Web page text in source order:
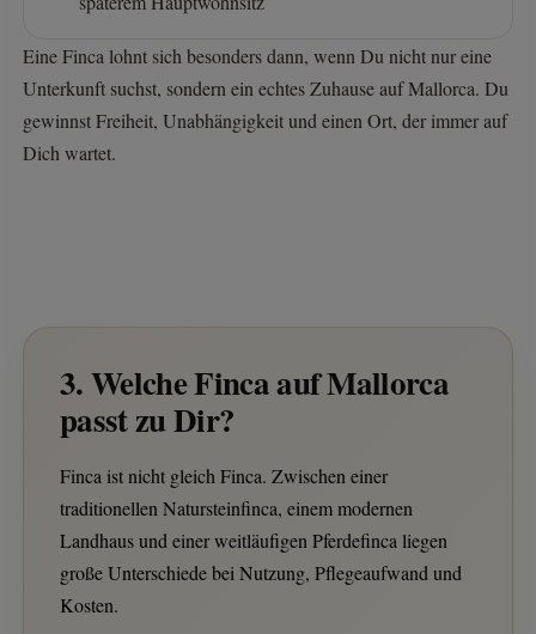
Eine Finca lohnt sich besonders dann, wenn Du nicht nur eine
Unterkunft suchst, sondern ein echtes Zuhause auf Mallorca. Du
gewinnst Freiheit, Unabhängigkeit und einen Ort, der immer auf
Dich wartet.
3. Welche Finca auf Mallorca
passt zu Dir?
Finca ist nicht gleich Finca. Zwischen einer
traditionellen Natursteinfinca, einem modernen
Landhaus und einer weitläufigen Pferdefinca liegen
große Unterschiede bei Nutzung, Pflegeaufwand und
Kosten.